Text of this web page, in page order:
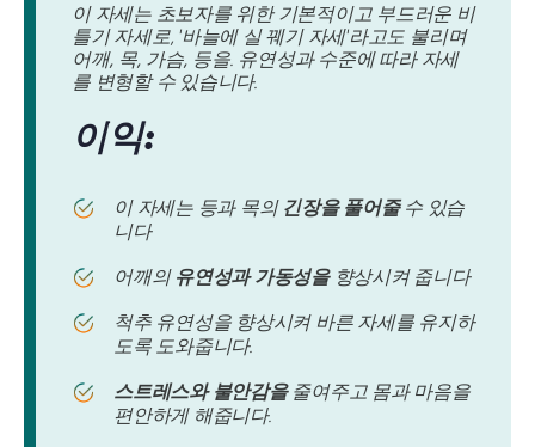
이 자세는 초보자를 위한 기본적이고 부드러운 비
틀기 자세로, '바늘에 실 꿰기 자세'라고도 불리며
어깨, 목, 가슴, 등을. 유연성과 수준에 따라 자세
를 변형할 수 있습니다.
이익:
이 자세는 등과 목의 긴장을 풀어줄 수 있습
니다
어깨의 유연성과 가동성을향상시켜 줍니다
척추 유연성을 향상시켜 바른 자세를 유지하
도록 도와줍니다.
스트레스와 불안감을줄여주고 몸과 마음을
편안하게 해줍니다.